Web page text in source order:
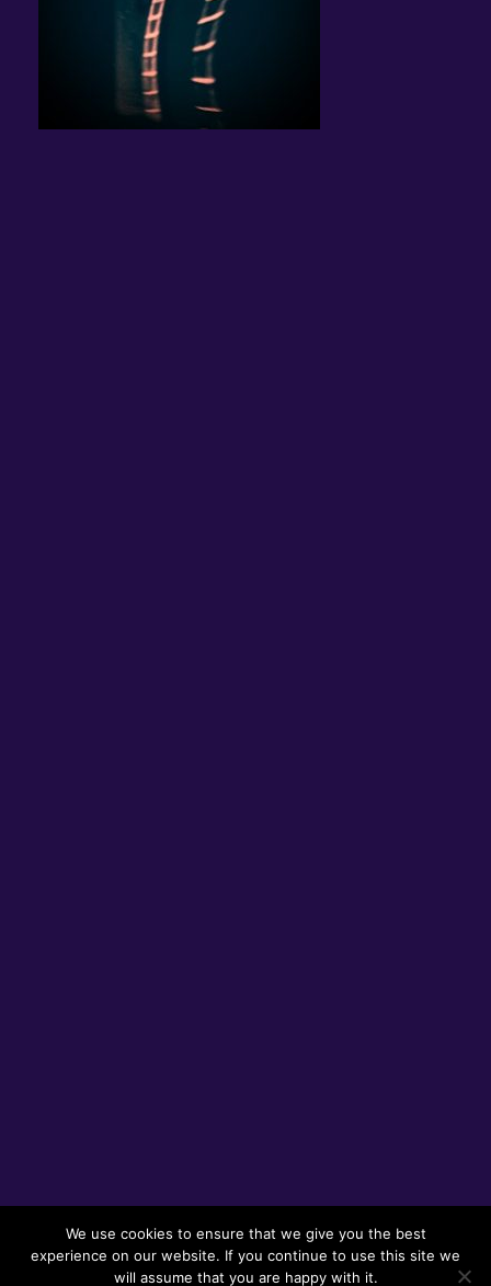
We use cookies to ensure that we give you the best
experience on our website. If you continue to use this site we
will assume that you are happy with it.